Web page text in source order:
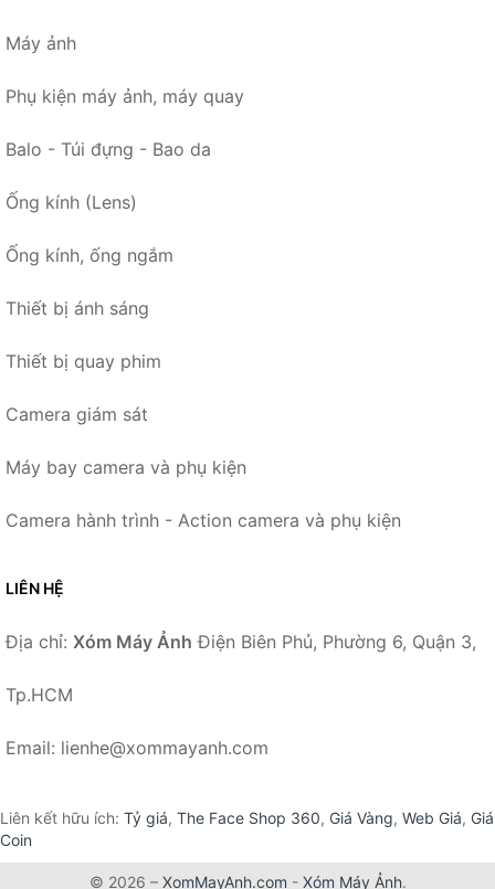
Máy ảnh
Phụ kiện máy ảnh, máy quay
Balo - Túi đựng - Bao da
Ống kính (Lens)
Ống kính, ống ngắm
Thiết bị ánh sáng
Thiết bị quay phim
Camera giám sát
Máy bay camera và phụ kiện
Camera hành trình - Action camera và phụ kiện
LIÊN HỆ
Địa chỉ: Xóm Máy Ảnh Điện Biên Phủ, Phường 6, Quận 3,
Tp.HCM
Email: lienhe@xommayanh.com
Liên kết hữu ích: Tỷ giá, The Face Shop 360, Giá Vàng, Web Giá, Giá
Coin
© 2026 – XomMayAnh.com - Xóm Máy Ảnh.